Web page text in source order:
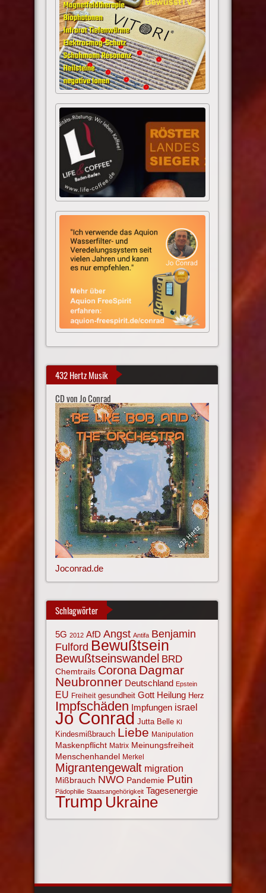
432 Hertz Musik
CD von Jo Conrad
Joconrad.de
Schlagwörter
5G 2012 AfD Angst Antifa Benjamin
Fulford Bewußtsein
Bewußtseinswandel BRD
Chemtrails Corona Dagmar
Neubronner Deutschland Epstein
EU Freiheit gesundheit Gott Heilung Herz
Impfschäden Impfungen israel
Jo Conrad Jutta Belle KI
Kindesmißbrauch Liebe Manipulation
Maskenpflicht Matrix Meinungsfreiheit
Menschenhandel Merkel
Migrantengewalt migration
Mißbrauch NWO Pandemie Putin
Pädophilie Staatsangehörigkeit Tagesenergie
Trump Ukraine